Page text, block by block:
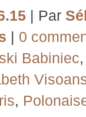
| Par
| 0
Babiniec,
,